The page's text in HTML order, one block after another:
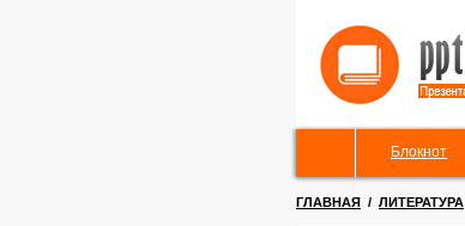
Блокнот
ГЛАВНАЯ / ЛИТЕРАТУРА